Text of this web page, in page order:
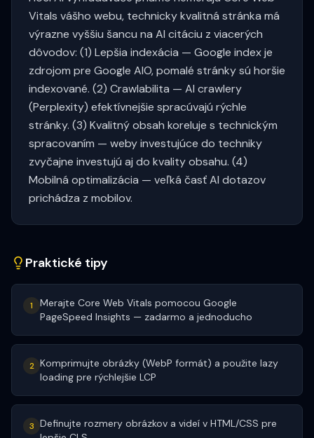
Vitals vášho webu, technicky kvalitná stránka má
výrazne vyššiu šancu na AI citáciu z viacerých
dôvodov: (1) Lepšia indexácia — Google index je
zdrojom pre Google AIO, pomalé stránky sú horšie
indexované. (2) Crawlabilita — AI crawlery
(Perplexity) efektívnejšie spracúvajú rýchle
stránky. (3) Kvalitný obsah koreluje s technickým
spracovaním — weby investujúce do techniky
zvyčajne investujú aj do kvality obsahu. (4)
Mobilná optimalizácia — veľká časť AI dotazov
prichádza z mobilov.
Praktické tipy
1
Merajte Core Web Vitals pomocou Google
PageSpeed Insights — zadarmo a jednoducho
2 Komprimujte obrázky (WebP formát) a použite lazy
loading pre rýchlejšie LCP
3 Definujte rozmery obrázkov a videí v HTML/CSS pre